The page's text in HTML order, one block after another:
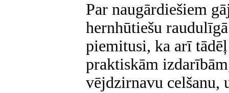
Par naugārdiešiem
hernhūtiešu
piemitusi, ka arī
praktiskām
vējdzirnavu celšanu,